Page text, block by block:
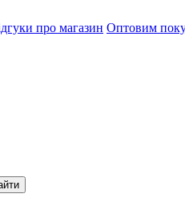
про магазин Оптовим